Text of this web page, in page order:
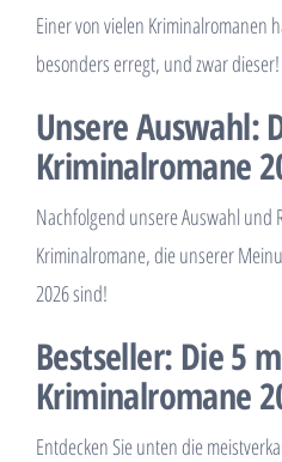
Einer von vielen Kriminalromanen
besonders erregt, und zwar dieser!
Unsere Auswahl:
Kriminalromane
Nachfolgend unsere Auswahl und
Kriminalromane, die unserer
2026 sind!
Bestseller: Die 5
Kriminalromane
Entdecken Sie unten die